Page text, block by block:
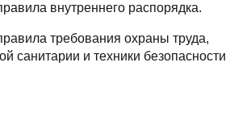
внутреннего распорядка.
требования охраны труда,
санитарии и техники безопасности